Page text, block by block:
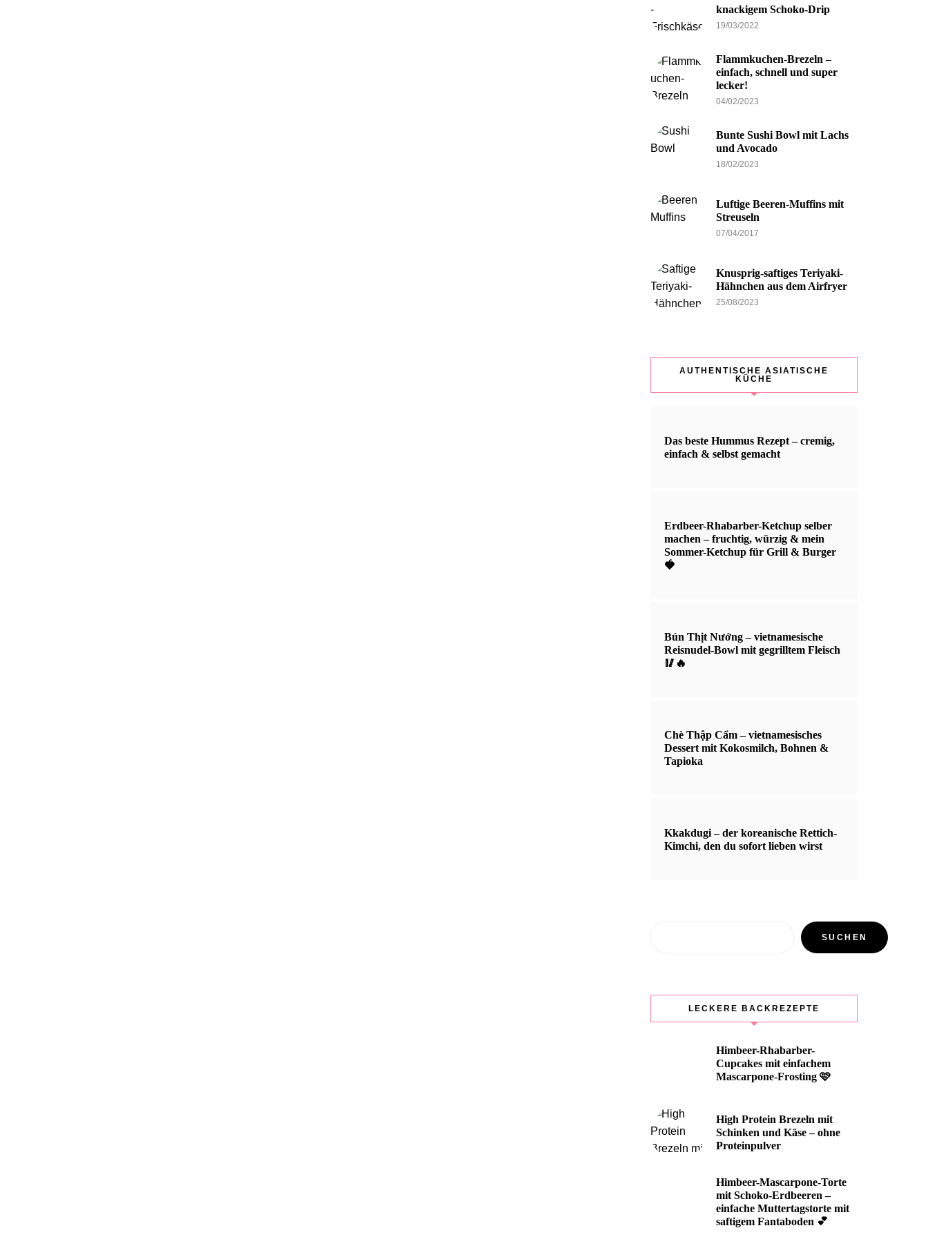
knackigem Schoko-Drip
19/03/2022
Flammkuchen-Brezeln –
einfach, schnell und super
lecker!
04/02/2023
Bunte Sushi Bowl mit Lachs
und Avocado
18/02/2023
Luftige Beeren-Muffins mit
Streuseln
07/04/2017
Knusprig-saftiges Teriyaki-
Hähnchen aus dem Airfryer
25/08/2023
AUTHENTISCHE ASIATISCHE
KÜCHE
Das beste Hummus Rezept – cremig,
einfach & selbst gemacht
Erdbeer-Rhabarber-Ketchup selber
machen – fruchtig, würzig & mein
Sommer-Ketchup für Grill & Burger
🍓
Bún Thịt Nướng – vietnamesische
Reisnudel-Bowl mit gegrilltem Fleisch
🥢🔥
Chè Thập Cẩm – vietnamesisches
Dessert mit Kokosmilch, Bohnen &
Tapioka
Kkakdugi – der koreanische Rettich-
Kimchi, den du sofort lieben wirst
SUCHEN
LECKERE BACKREZEPTE
Himbeer-Rhabarber-
Cupcakes mit einfachem
Mascarpone-Frosting 🩷
High Protein Brezeln mit
Schinken und Käse – ohne
Proteinpulver
Himbeer-Mascarpone-Torte
mit Schoko-Erdbeeren –
einfache Muttertagstorte mit
saftigem Fantaboden 💕